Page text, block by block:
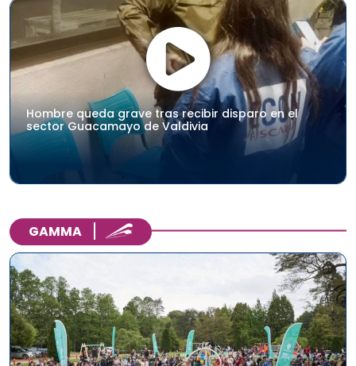
Hombre queda grave tras recibir disparo en el
sector Guacamayo de Valdivia
GAMMA